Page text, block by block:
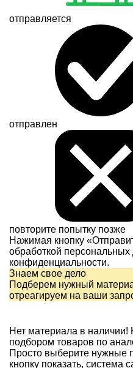
отправляется
отправлен
повторите попытку позже
Нажимая кнопку
обработкой
конфиденциальности.
Знаем свое дело
Подберем нужный
отреагируем на ваши
Нет материала в наличии!
подбором товаров по
Просто выберите нужные
кнопку показать, система